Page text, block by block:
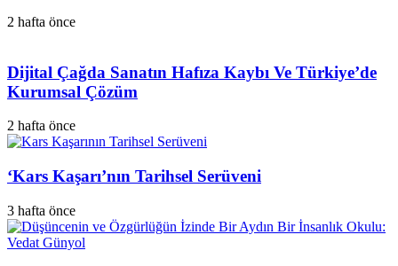
2 hafta önce
Dijital Çağda Sanatın Hafıza Kaybı Ve Türkiye’de
Kurumsal Çözüm
2 hafta önce
‘Kars Kaşarı’nın Tarihsel Serüveni
3 hafta önce